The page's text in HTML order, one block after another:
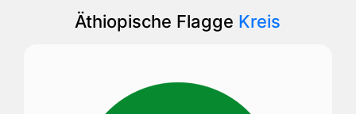
Äthiopische Flagge Kreis